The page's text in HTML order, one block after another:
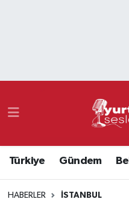
Türkiye Gündem
HABERLER İSTANBUL
Namaz Vakitleri
Süper Lig Puan
Tüm Manşetler